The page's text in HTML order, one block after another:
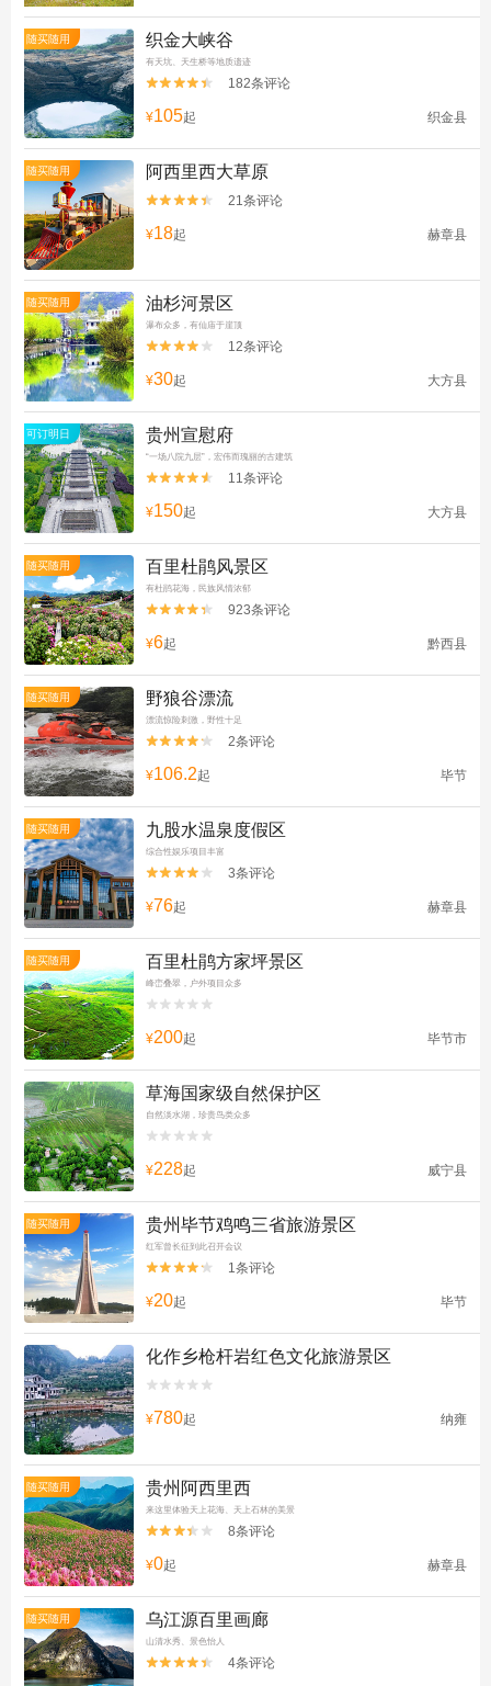
随买随用 织金大峡谷
有天坑、天生桥等地质遗迹

 182条评论
¥105起 织金县
随买随用 阿西里西大草原

 21条评论
¥18起 赫章县
随买随用 油杉河景区
瀑布众多，有仙庙于崖顶

 12条评论
¥30起 大方县
可订明日 贵州宣慰府
“一场八院九层”，宏伟而瑰丽的古建筑

 11条评论
¥150起 大方县
随买随用 百里杜鹃风景区
有杜鹃花海，民族风情浓郁

 923条评论
¥6起 黔西县
随买随用 野狼谷漂流
漂流惊险刺激，野性十足

 2条评论
¥106.2起 毕节
随买随用 九股水温泉度假区
综合性娱乐项目丰富

 3条评论
¥76起 赫章县
随买随用 百里杜鹃方家坪景区
峰峦叠翠，户外项目众多


¥200起 毕节市
草海国家级自然保护区
自然淡水湖，珍贵鸟类众多


¥228起 威宁县
随买随用 贵州毕节鸡鸣三省旅游景区
红军曾长征到此召开会议

 1条评论
¥20起 毕节
化作乡枪杆岩红色文化旅游景区


¥780起 纳雍
随买随用 贵州阿西里西
来这里体验天上花海、天上石林的美景

 8条评论
¥0起 赫章县
随买随用 乌江源百里画廊
山清水秀、景色怡人

 4条评论